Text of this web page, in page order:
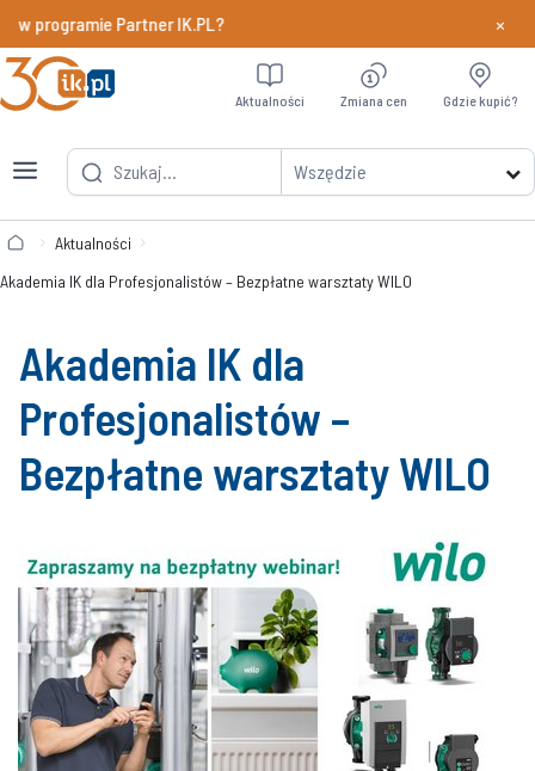
w programie Partner IK.PL? Dowiedz
×
Wszędzie
Aktualności Zmiana cen Gdzie kupić?
Aktualności
Akademia IK dla Profesjonalistów – Bezpłatne warsztaty WILO
Akademia IK dla
Profesjonalistów –
Bezpłatne warsztaty WILO